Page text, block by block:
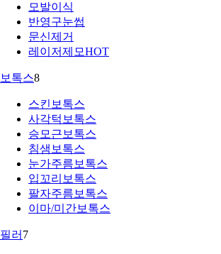
모발이식
반영구눈썹
문신제거
레이저제모HOT
보톡스8
스킨보톡스
사각턱보톡스
승모근보톡스
침샘보톡스
눈가주름보톡스
입꼬리보톡스
팔자주름보톡스
이마/미간보톡스
필러 7